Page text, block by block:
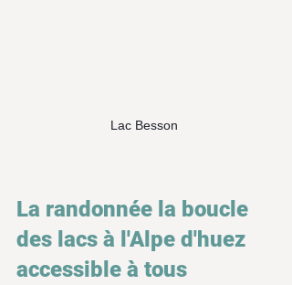
Lac Besson
La randonnée la boucle
des lacs à l'Alpe d'huez
accessible à tous